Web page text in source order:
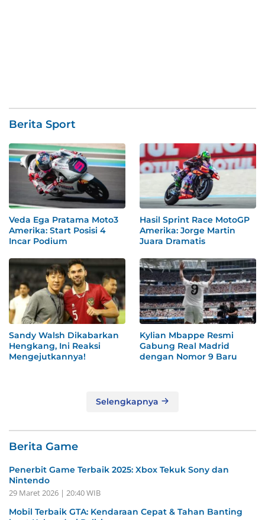
Berita Sport
Veda Ega Pratama Moto3
Amerika: Start Posisi 4
Incar Podium
Hasil Sprint Race MotoGP
Amerika: Jorge Martin
Juara Dramatis
Sandy Walsh Dikabarkan
Hengkang, Ini Reaksi
Mengejutkannya!
Kylian Mbappe Resmi
Gabung Real Madrid
dengan Nomor 9 Baru
Selengkapnya
Berita Game
Penerbit Game Terbaik 2025: Xbox Tekuk Sony dan
Nintendo
29 Maret 2026 | 20:40 WIB
Mobil Terbaik GTA: Kendaraan Cepat & Tahan Banting